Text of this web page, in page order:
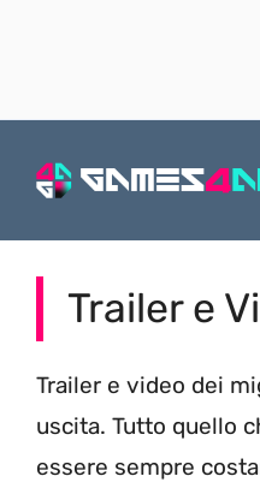
Trailer e
Trailer e video dei
uscita. Tutto quello
essere sempre